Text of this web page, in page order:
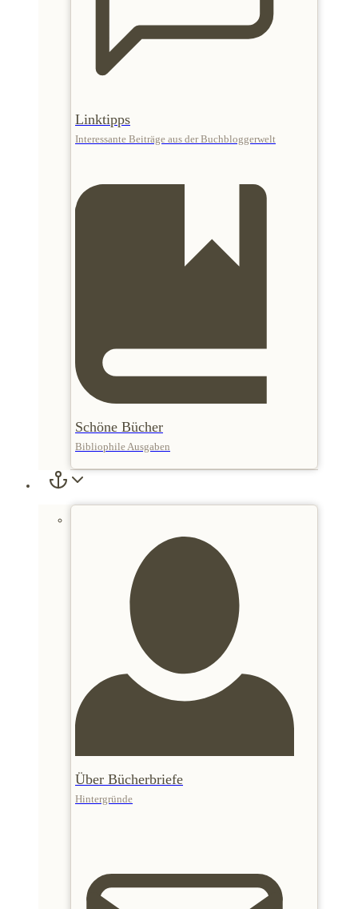
Linktipps
Interessante Beiträge aus der Buchbloggerwelt
Schöne Bücher
Bibliophile Ausgaben
Über Bücherbriefe
Hintergründe